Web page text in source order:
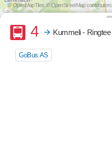
© OpenMapTiles © OpenStreetMap contributors
Buss
4 Kummeli - Ringtee
GoBus AS